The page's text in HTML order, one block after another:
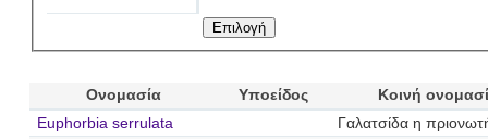
Ονομασία Υποείδος
Κοινή
Euphorbia serrulata
Γαλατσίδα η